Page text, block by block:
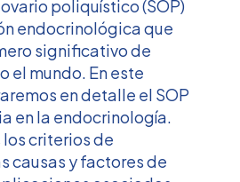
poliquístico (SOP)
endocrinológica que
significativo de
el mundo. En este
en detalle el SOP
en la endocrinología.
criterios de
causas y factores de